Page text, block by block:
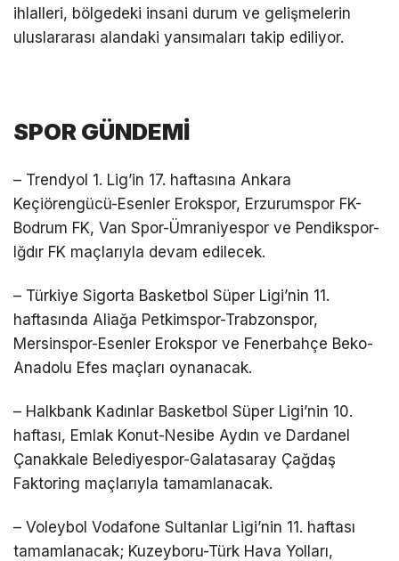
ihlalleri, bölgedeki insani durum ve gelişmelerin
uluslararası alandaki yansımaları takip ediliyor.
SPOR GÜNDEMİ
– Trendyol 1. Lig’in 17. haftasına Ankara
Keçiörengücü-Esenler Erokspor, Erzurumspor FK-
Bodrum FK, Van Spor-Ümraniyespor ve Pendikspor-
Iğdır FK maçlarıyla devam edilecek.
– Türkiye Sigorta Basketbol Süper Ligi’nin 11.
haftasında Aliağa Petkimspor-Trabzonspor,
Mersinspor-Esenler Erokspor ve Fenerbahçe Beko-
Anadolu Efes maçları oynanacak.
– Halkbank Kadınlar Basketbol Süper Ligi’nin 10.
haftası, Emlak Konut-Nesibe Aydın ve Dardanel
Çanakkale Belediyespor-Galatasaray Çağdaş
Faktoring maçlarıyla tamamlanacak.
– Voleybol Vodafone Sultanlar Ligi’nin 11. haftası
tamamlanacak; Kuzeyboru-Türk Hava Yolları,